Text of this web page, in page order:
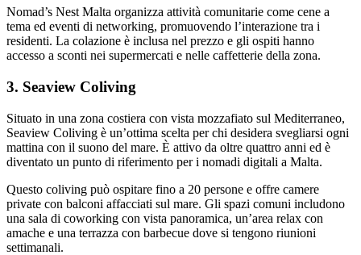
Nomad’s Nest Malta organizza attività comunitarie come cene a
tema ed eventi di networking, promuovendo l’interazione tra i
residenti. La colazione è inclusa nel prezzo e gli ospiti hanno
accesso a sconti nei supermercati e nelle caffetterie della zona.
3. Seaview Coliving
Situato in una zona costiera con vista mozzafiato sul Mediterraneo,
Seaview Coliving è un’ottima scelta per chi desidera svegliarsi ogni
mattina con il suono del mare. È attivo da oltre quattro anni ed è
diventato un punto di riferimento per i nomadi digitali a Malta.
Questo coliving può ospitare fino a 20 persone e offre camere
private con balconi affacciati sul mare. Gli spazi comuni includono
una sala di coworking con vista panoramica, un’area relax con
amache e una terrazza con barbecue dove si tengono riunioni
settimanali.